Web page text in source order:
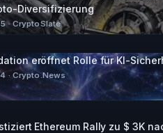
Diversifizierung
· CryptoSlate
eröffnet Rolle für KI-
· Crypto.News
Ethereum Rally zu $ 3K